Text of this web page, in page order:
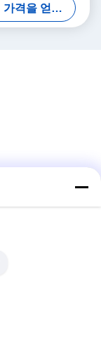
최고의 가격을 얻으십시오